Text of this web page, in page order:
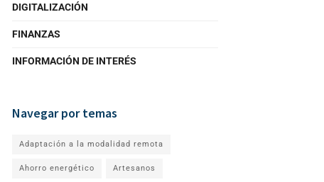
DIGITALIZACIÓN
FINANZAS
INFORMACIÓN DE INTERÉS
Navegar por temas
Adaptación a la modalidad remota
Ahorro energético Artesanos